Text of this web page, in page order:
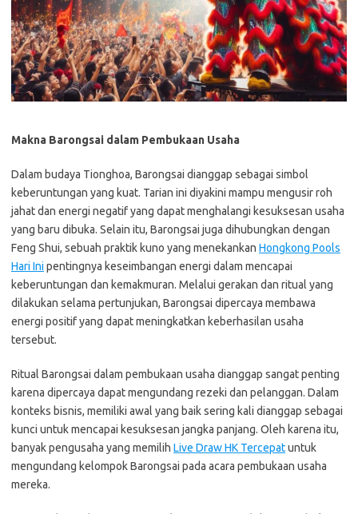
Makna Barongsai dalam Pembukaan Usaha
Dalam budaya Tionghoa, Barongsai dianggap sebagai simbol
keberuntungan yang kuat. Tarian ini diyakini mampu mengusir roh
jahat dan energi negatif yang dapat menghalangi kesuksesan usaha
yang baru dibuka. Selain itu, Barongsai juga dihubungkan dengan
Feng Shui, sebuah praktik kuno yang menekankan Hongkong Pools
Hari Ini pentingnya keseimbangan energi dalam mencapai
keberuntungan dan kemakmuran. Melalui gerakan dan ritual yang
dilakukan selama pertunjukan, Barongsai dipercaya membawa
energi positif yang dapat meningkatkan keberhasilan usaha
tersebut.
Ritual Barongsai dalam pembukaan usaha dianggap sangat penting
karena dipercaya dapat mengundang rezeki dan pelanggan. Dalam
konteks bisnis, memiliki awal yang baik sering kali dianggap sebagai
kunci untuk mencapai kesuksesan jangka panjang. Oleh karena itu,
banyak pengusaha yang memilih Live Draw HK Tercepatuntuk
mengundang kelompok Barongsai pada acara pembukaan usaha
mereka.